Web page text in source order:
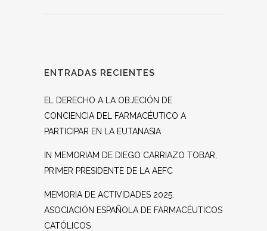
ENTRADAS RECIENTES
EL DERECHO A LA OBJECIÓN DE
CONCIENCIA DEL FARMACÉUTICO A
PARTICIPAR EN LA EUTANASIA
IN MEMORIAM DE DIEGO CARRIAZO TOBAR,
PRIMER PRESIDENTE DE LA AEFC
MEMORIA DE ACTIVIDADES 2025.
ASOCIACIÓN ESPAÑOLA DE FARMACÉUTICOS
CATÓLICOS